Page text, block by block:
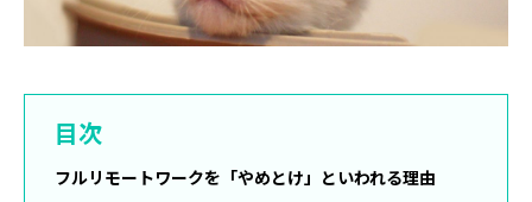
目次
フルリモートワークを「やめとけ」といわれる理由